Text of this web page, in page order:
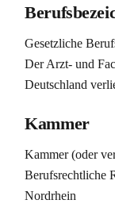
Gesetzliche
Der Arzt- und
Deutschland
Kammer
Kammer (oder
Berufsrechtliche
Nordrhein